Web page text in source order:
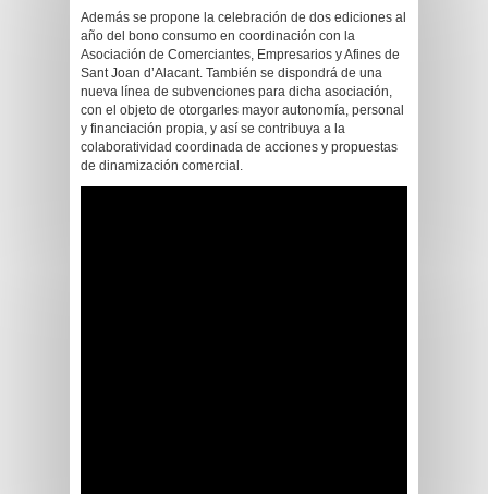
Además se propone la celebración de dos ediciones al
año del bono consumo en coordinación con la
Asociación de Comerciantes, Empresarios y Afines de
Sant Joan d’Alacant. También se dispondrá de una
nueva línea de subvenciones para dicha asociación,
con el objeto de otorgarles mayor autonomía, personal
y financiación propia, y así se contribuya a la
colaboratividad coordinada de acciones y propuestas
de dinamización comercial.